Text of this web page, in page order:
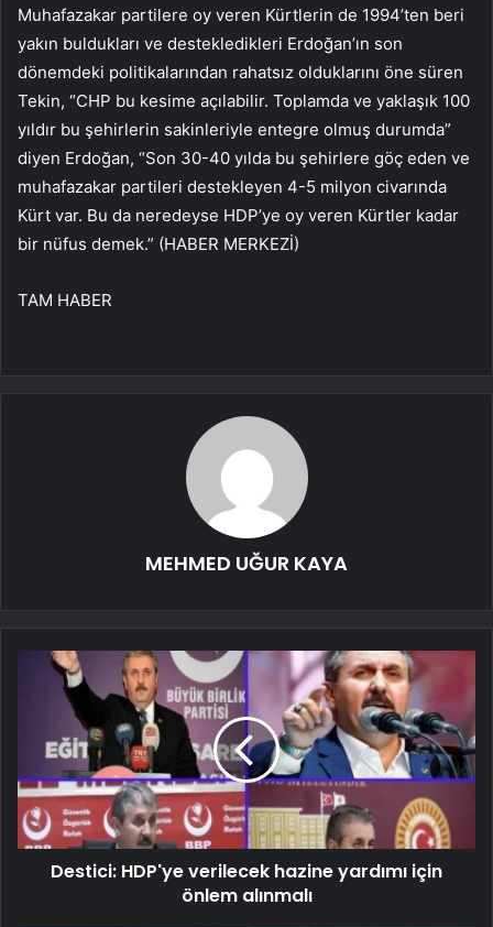
Muhafazakar partilere oy veren Kürtlerin de 1994’ten beri
yakın buldukları ve destekledikleri Erdoğan’ın son
dönemdeki politikalarından rahatsız olduklarını öne süren
Tekin, “CHP bu kesime açılabilir. Toplamda ve yaklaşık 100
yıldır bu şehirlerin sakinleriyle entegre olmuş durumda”
diyen Erdoğan, “Son 30-40 yılda bu şehirlere göç eden ve
muhafazakar partileri destekleyen 4-5 milyon civarında
Kürt var. Bu da neredeyse HDP’ye oy veren Kürtler kadar
bir nüfus demek.” (HABER MERKEZİ)
TAM HABER
MEHMED UĞUR KAYA
Destici: HDP'ye verilecek hazine yardımı için
önlem alınmalı